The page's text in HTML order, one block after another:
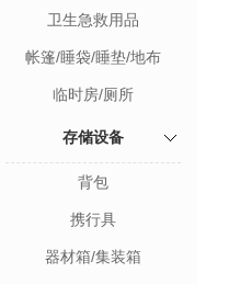
卫生急救用品
帐篷/睡袋/睡垫/地布
临时房/厕所
存储设备
背包
携行具
器材箱/集装箱